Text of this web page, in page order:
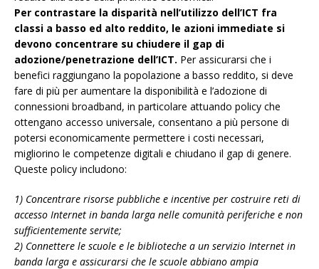
Per contrastare la disparità nell’utilizzo dell’ICT fra
classi a basso ed alto reddito, le azioni immediate si
devono concentrare su chiudere il gap di
adozione/penetrazione dell’ICT. Per assicurarsi che i
benefici raggiungano la popolazione a basso reddito, si deve
fare di più per aumentare la disponibilità e l’adozione di
connessioni broadband, in particolare attuando policy che
ottengano accesso universale, consentano a più persone di
potersi economicamente permettere i costi necessari,
migliorino le competenze digitali e chiudano il gap di genere.
Queste policy includono:
1) Concentrare risorse pubbliche e incentive per costruire reti di
accesso Internet in banda larga nelle comunità periferiche e non
sufficientemente servite;
2) Connettere le scuole e le biblioteche a un servizio Internet in
banda larga e assicurarsi che le scuole abbiano ampia